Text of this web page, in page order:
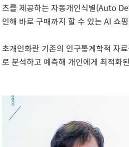
츠를 제공하는 자동개인식별(Auto
인해 바로 구매까지 할 수 있는 AI 쇼
초개인화란 기존의 인구통계학적 자
로 분석하고 예측해 개인에게 최적화